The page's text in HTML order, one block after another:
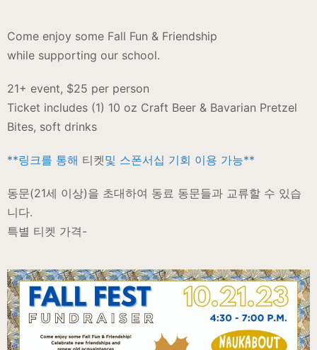
Come enjoy some Fall Fun & Friendship
while supporting our school.
21+ event, $25 per person
​Ticket includes (1) 10 oz Craft Beer & Bavarian Pretzel
Bites, soft drinks
**링크를 통해 티켓및 스폰서십 기회 이용 가능**
동문(21세 이상)을 초대하여 동료 동문들과 교류할 수 있습
니다.
특별 티켓 가격-